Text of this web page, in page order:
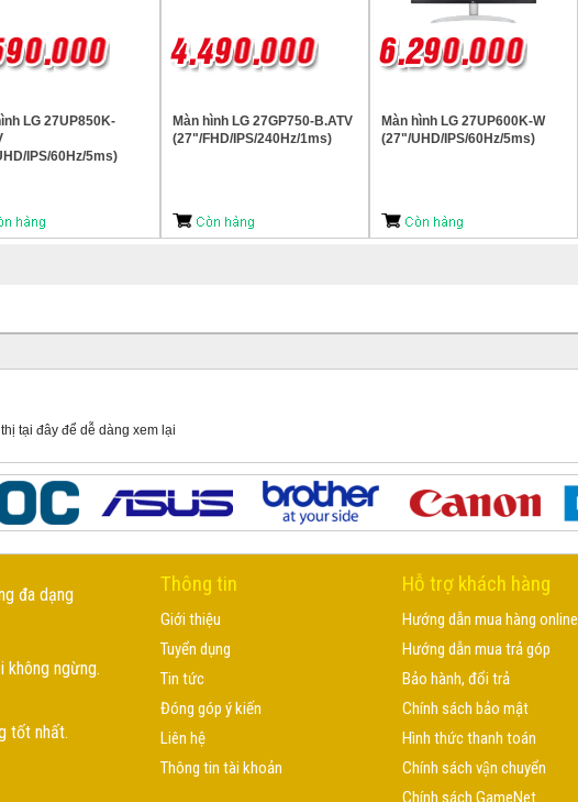
LG 27UP850K-
IPS/60Hz/5ms)
Màn hình LG 27GP750-B.ATV
(27"/FHD/IPS/240Hz/1ms)
Màn hình LG 27UP600K-W
(27"/UHD/IPS/60Hz/5ms)
tại đây để dễ dàng xem lại
đa dạng
không ngừng.
tốt nhất.
Thông tin
Giới thiệu
Tuyển dụng
Tin tức
Đóng góp ý kiến
Liên hệ
Thông tin tài khoản
Hỗ trợ khách hàng
Hướng dẫn mua hàng online
Hướng dẫn mua trả góp
Bảo hành, đổi trả
Chính sách bảo mật
Hình thức thanh toán
Chính sách vận chuyển
Chính sách GameNet